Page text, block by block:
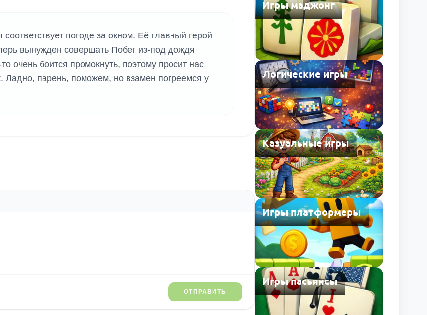
соответствует погоде за окном. Её главный герой
вынужден совершать Побег из-под дождя
очень боится промокнуть, поэтому просит нас
Ладно, парень, поможем, но взамен погреемся у
ОТПРАВИТЬ
Игры маджонг
Логические игры
Казуальные игры
Игры платформеры
Игры пасьянсы